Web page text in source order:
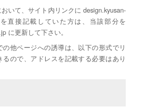
いて、サイト内リンクに design.kyusan-
直接記載していた方は、当該部分を
に更新して下さい。
他ページへの誘導は、以下の形式でリ
るので、アドレスを記載する必要はあり